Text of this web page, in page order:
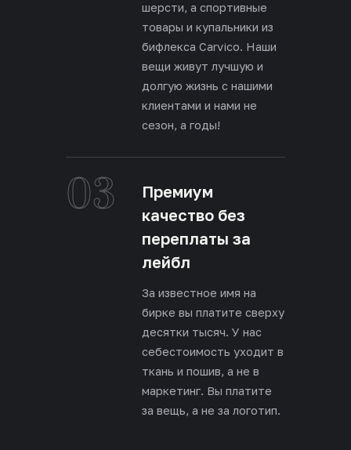
шерсти, а спортивные
товары и купальники из
бифлекса Carvico. Наши
вещи живут лучшую и
долгую жизнь с нашими
клиентами и нами не
сезон, а годы!
03
Премиум
качество без
переплаты за
лейбл
За известное имя на
бирке вы платите сверху
десятки тысяч. У нас
себестоимость уходит в
ткань и пошив, а не в
маркетинг. Вы платите
за вещь, а не за логотип.